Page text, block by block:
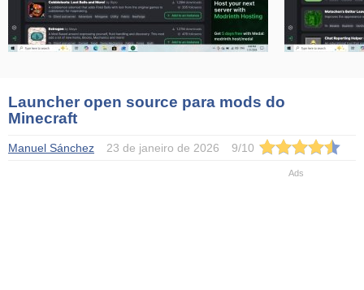
Launcher open source para mods do
Minecraft
Manuel Sánchez 23 de janeiro de 2026 9/10